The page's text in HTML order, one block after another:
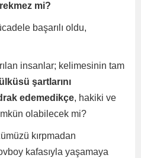
mi?
başarılı oldu,
insanlar; kelimesinin tam
şartlarını
edemedikçe, hakiki ve
olabilecek mi?
kırpmadan
kafasıyla yaşamaya